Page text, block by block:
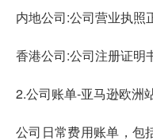
内地公司:公司营业执照
香港公司:公司注册证明
2.公司账单-亚马逊欧洲
公司日常费用账单，包